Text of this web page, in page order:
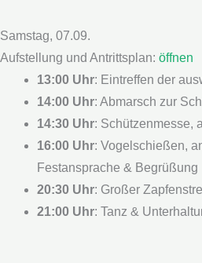
Samstag, 07.09.
Aufstellung und Antrittsplan: öffnen
13:00 Uhr: Eintreffen der
14:00 Uhr: Abmarsch zur
14:30 Uhr: Schützenmesse,
16:00 Uhr: Vogelschießen,
Festansprache & Begrüßung
20:30 Uhr: Großer
21:00 Uhr: Tanz &